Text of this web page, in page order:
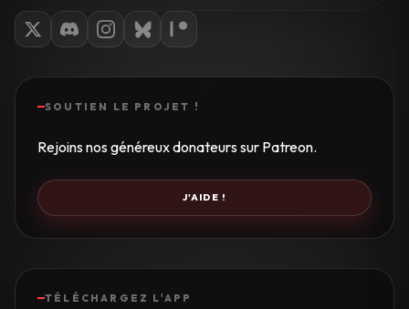
SOUTIEN LE PROJET !
Rejoins nos généreux donateurs sur Patreon.
J'AIDE !
TÉLÉCHARGEZ L'APP